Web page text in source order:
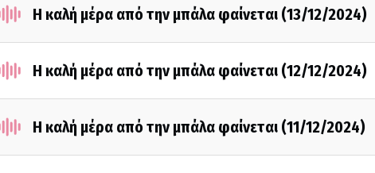
Η καλή μέρα από την μπάλα φαίνεται (13/12/2024)
Η καλή μέρα από την μπάλα φαίνεται (12/12/2024)
Η καλή μέρα από την μπάλα φαίνεται (11/12/2024)